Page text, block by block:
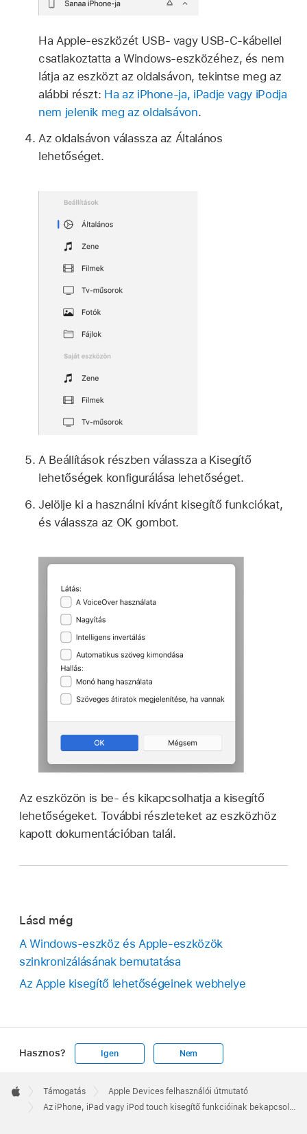
Ha Apple-eszközét USB- vagy USB‑C-kábellel
csatlakoztatta a Windows-eszközéhez, és nem
látja az eszközt az oldalsávon, tekintse meg az
alábbi részt: Ha az iPhone‑ja, iPadje vagy iPodja
nem jelenik meg az oldalsávon.
Az oldalsávon válassza az Általános
lehetőséget.
A Beállítások részben válassza a Kisegítő
lehetőségek konfigurálása lehetőséget.
Jelölje ki a használni kívánt kisegítő funkciókat,
és válassza az OK gombot.
Az eszközön is be- és kikapcsolhatja a kisegítő
lehetőségeket. További részleteket az eszközhöz
kapott dokumentációban talál.
Lásd még
A Windows-eszköz és Apple-eszközök
szinkronizálásának bemutatása
Az Apple kisegítő lehetőségeinek webhelye
Hasznos? Igen Nem
Footer

Apple
Támogatás
Apple Devices felhasználói útmutató
Az iPhone, iPad vagy iPod touch kisegítő funkcióinak bekapcsolása Windows-eszközzel